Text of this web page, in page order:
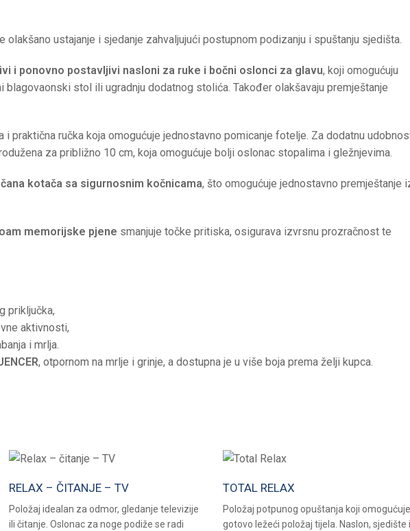
olakšano ustajanje i sjedanje zahvaljujući postupnom podizanju i spuštanju sjedišta.
i ponovno postavljivi nasloni za ruke i bočni oslonci za glavu, koji omogućuju
stol ili ugradnju dodatnog stolića. Također olakšavaju premještanje
praktična ručka koja omogućuje jednostavno pomicanje fotelje. Za dodatnu
za približno 10 cm, koja omogućuje bolji oslonac stopalima i gležnjevima.
kotača sa sigurnosnim kočnicama, što omogućuje jednostavno premještanje
memorijske pjene smanjuje točke pritiska, osigurava izvrsnu prozračnost te
priključka,
aktivnosti,
i mrlja.
, otpornom na mrlje i grinje, a dostupna je u više boja prema želji kupca.
RELAX – ČITANJE – TV
Položaj idealan za odmor, gledanje televizije
ili čitanje. Oslonac za noge podiže se radi
TOTAL RELAX
Položaj potpunog opuštanja koji omogućuje
gotovo ležeći položaj tijela. Naslon, sjedište i